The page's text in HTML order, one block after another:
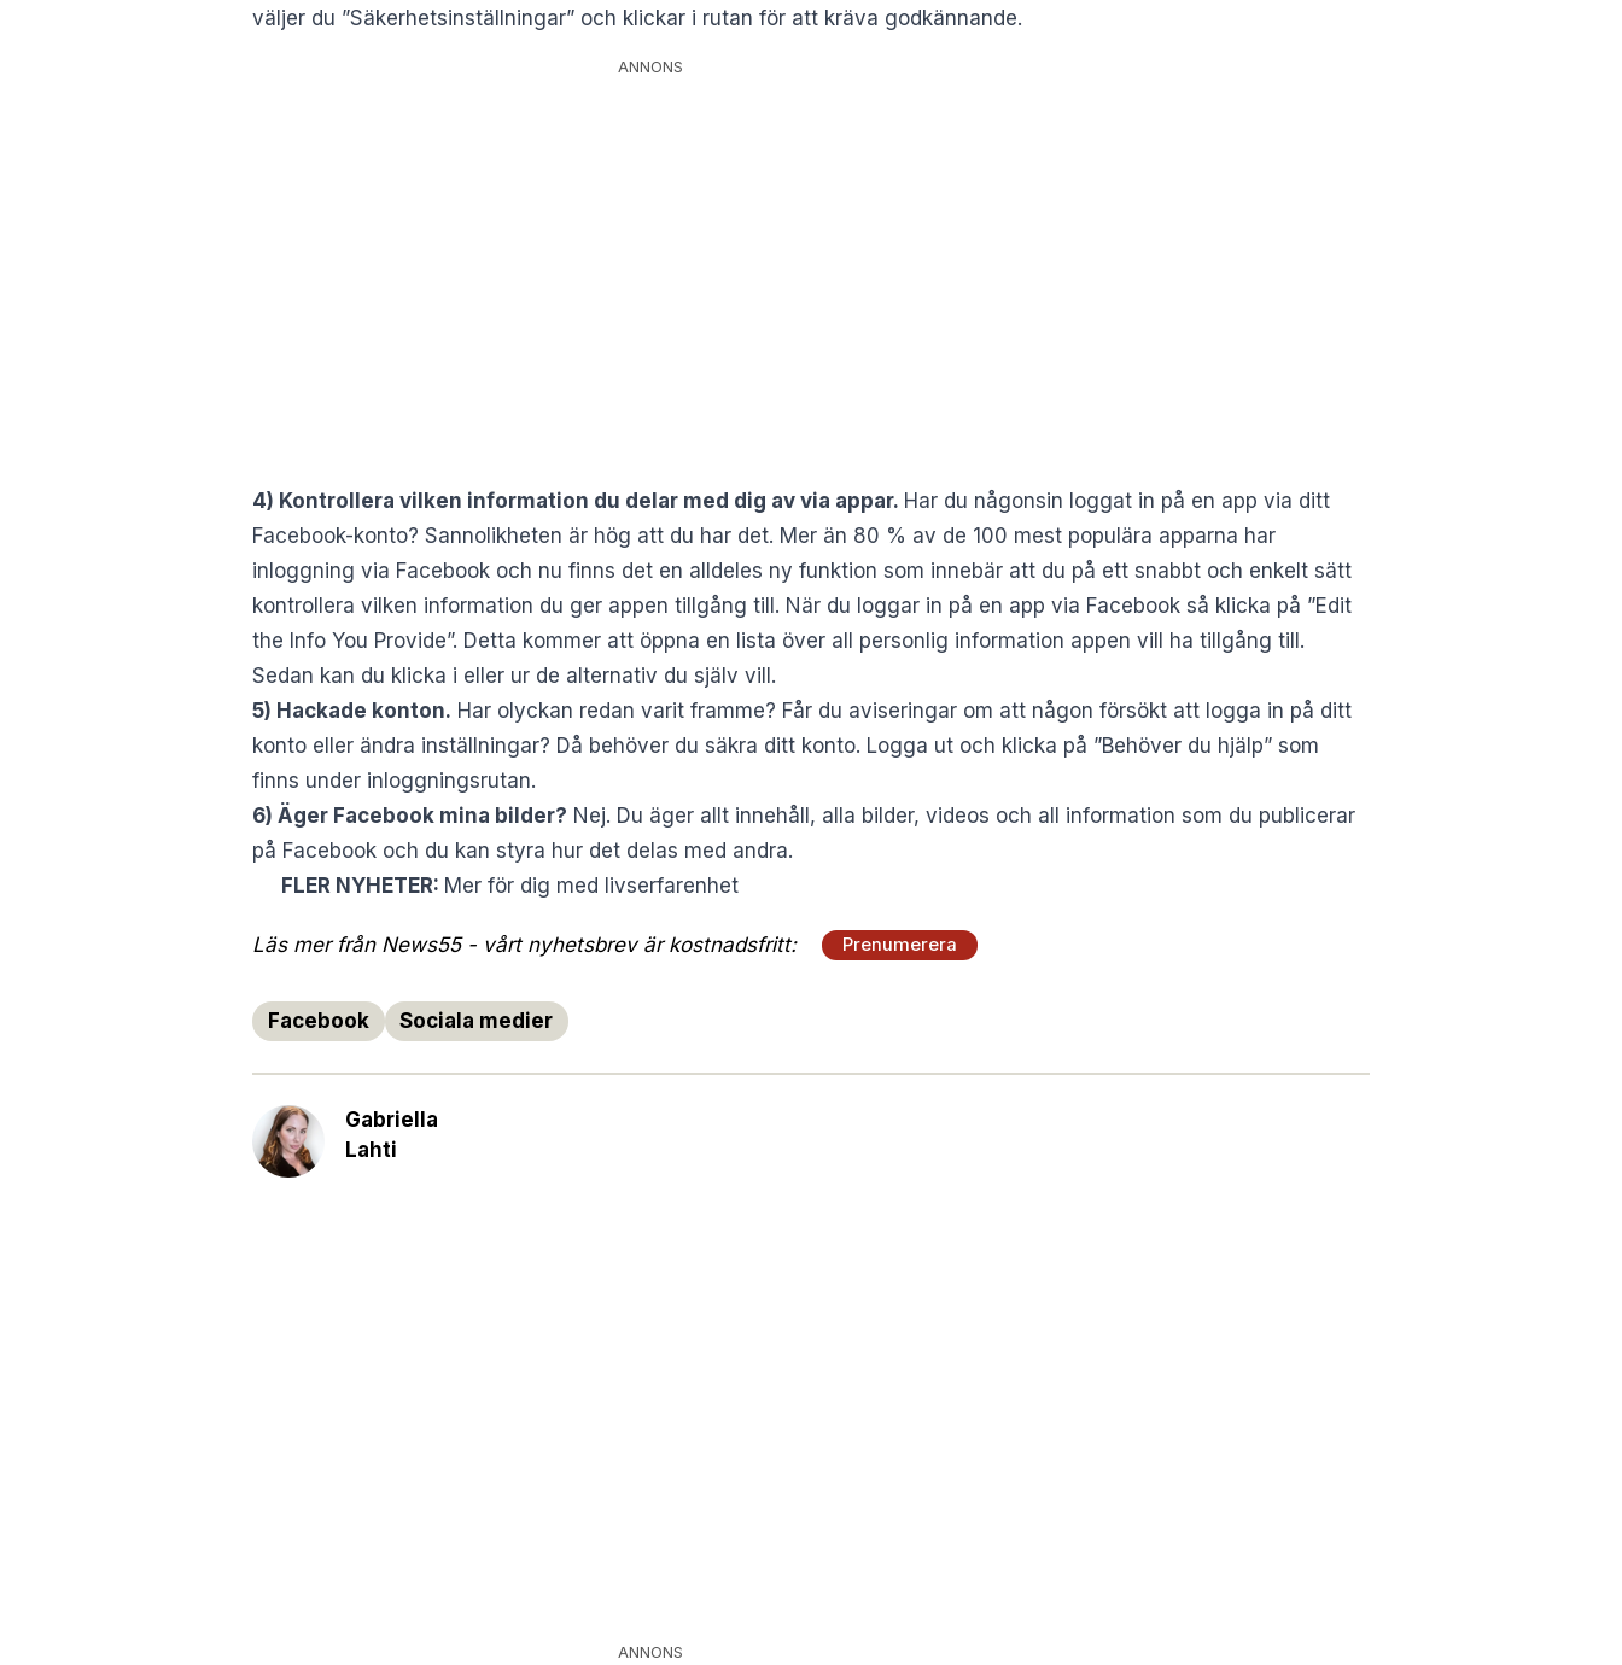
väljer du ”Säkerhetsinställningar” och klickar i rutan för att kräva godkännande.
ANNONS
4) Kontrollera vilken information du delar med dig av via appar. Har du någonsin loggat in på en app via ditt
Facebook-konto? Sannolikheten är hög att du har det. Mer än 80 % av de 100 mest populära apparna har
inloggning via Facebook och nu finns det en alldeles ny funktion som innebär att du på ett snabbt och enkelt sätt
kontrollera vilken information du ger appen tillgång till. När du loggar in på en app via Facebook så klicka på ”Edit
the Info You Provide”. Detta kommer att öppna en lista över all personlig information appen vill ha tillgång till.
Sedan kan du klicka i eller ur de alternativ du själv vill.
5) Hackade konton. Har olyckan redan varit framme? Får du aviseringar om att någon försökt att logga in på ditt
konto eller ändra inställningar? Då behöver du säkra ditt konto. Logga ut och klicka på ”Behöver du hjälp” som
finns under inloggningsrutan.
6) Äger Facebook mina bilder? Nej. Du äger allt innehåll, alla bilder, videos och all information som du publicerar
på Facebook och du kan styra hur det delas med andra.
FLER NYHETER: Mer för dig med livserfarenhet
Läs mer från News55 - vårt nyhetsbrev är kostnadsfritt: Prenumerera
Facebook Sociala medier
Gabriella
Lahti
ANNONS